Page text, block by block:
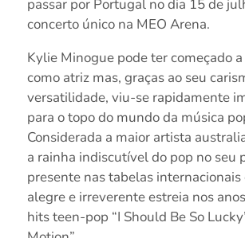
passar por Portugal no dia 15 de
concerto único na MEO Arena.
Kylie Minogue pode ter começado
como atriz mas, graças ao seu
versatilidade, viu-se rapidamente
para o topo do mundo da música
Considerada a maior artista
a rainha indiscutível do pop no seu
presente nas tabelas internacionais
alegre e irreverente estreia nos
hits teen-pop “I Should Be So